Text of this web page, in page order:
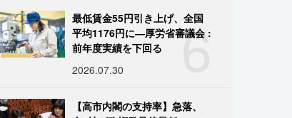
6
最低賃金55円引き上げ、全国
平均1176円に―厚労省審議会 :
前年度実績を下回る
2026.07.30
【高市内閣の支持率】急落、